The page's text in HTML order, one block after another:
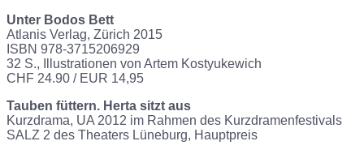
Unter Bodos Bett
Atlanis Verlag, Zürich 2015
ISBN 978-3715206929
32 S., Illustrationen von Artem Kostyukewich
CHF 24.90 / EUR 14,95
Tauben füttern. Herta sitzt aus
Kurzdrama, UA 2012 im Rahmen des Kurzdramenfestivals
SALZ 2 des Theaters Lüneburg, Hauptpreis